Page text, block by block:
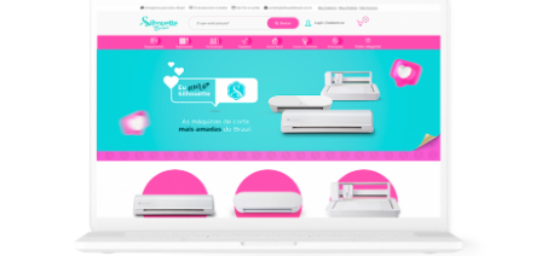
Léia Pastori